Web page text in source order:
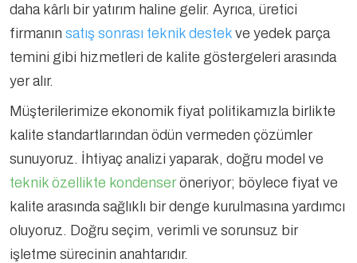
daha kârlı bir yatırım haline gelir. Ayrıca, üretici
firmanın satış sonrası teknik destek ve yedek parça
temini gibi hizmetleri de kalite göstergeleri arasında
yer alır.
Müşterilerimize ekonomik fiyat politikamızla birlikte
kalite standartlarından ödün vermeden çözümler
sunuyoruz. İhtiyaç analizi yaparak, doğru model ve
teknik özellikte kondenseröneriyor; böylece fiyat ve
kalite arasında sağlıklı bir denge kurulmasına yardımcı
oluyoruz. Doğru seçim, verimli ve sorunsuz bir
işletme sürecinin anahtarıdır.